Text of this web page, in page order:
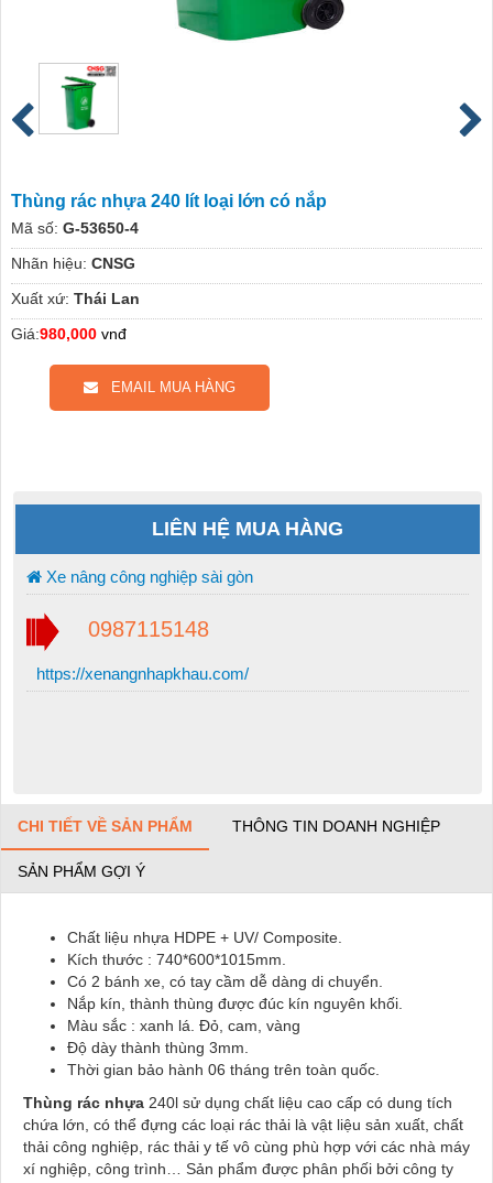
Thùng rác nhựa 240 lít loại lớn có nắp
Mã số: G-53650-4
Nhãn hiệu: CNSG
Xuất xứ: Thái Lan
Giá:980,000 vnđ
EMAIL MUA HÀNG
LIÊN HỆ MUA HÀNG
Xe nâng công nghiệp sài gòn
0987115148
https://xenangnhapkhau.com/
CHI TIẾT VỀ SẢN PHẨM THÔNG TIN DOANH NGHIỆP
SẢN PHẨM GỢI Ý
Chất liệu nhựa HDPE + UV/ Composite.
Kích thước : 740*600*1015mm.
Có 2 bánh xe, có tay cầm dễ dàng di chuyển.
Nắp kín, thành thùng được đúc kín nguyên khối.
Màu sắc : xanh lá. Đỏ, cam, vàng
Độ dày thành thùng 3mm.
Thời gian bảo hành 06 tháng trên toàn quốc.
Thùng rác nhựa 240l sử dụng chất liệu cao cấp có dung tích
chứa lớn, có thể đựng các loại rác thải là vật liệu sản xuất, chất
thải công nghiệp, rác thải y tế vô cùng phù hợp với các nhà máy
xí nghiệp, công trình… Sản phẩm được phân phối bởi công ty